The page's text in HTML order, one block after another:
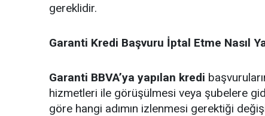
gereklidir.
Garanti Kredi Başvuru İptal Etme Nasıl
Garanti BBVA’ya yapılan kredi
hizmetleri ile görüşülmesi veya şubelere
göre hangi adımın izlenmesi gerektiği